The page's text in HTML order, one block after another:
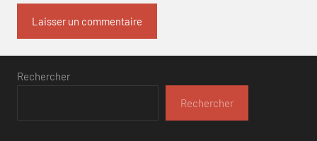
Rechercher
Rechercher